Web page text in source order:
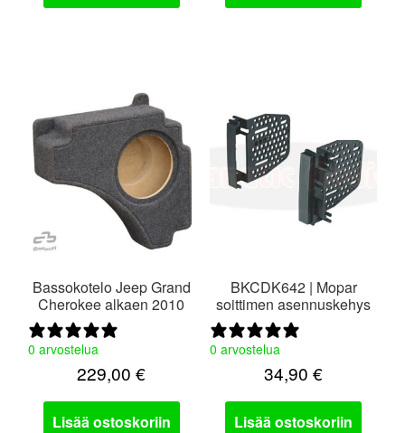
Bassokotelo Jeep Grand
Cherokee alkaen 2010
0 arvostelua
229,00€
Lisää ostoskoriin
BKCDK642 | Mopar
soittimen asennuskehys
0 arvostelua
34,90€
Lisää ostoskoriin